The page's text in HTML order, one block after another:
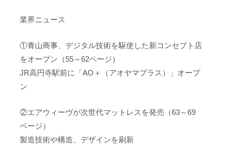
業界ニュース
①青山商事、デジタル技術を駆使した新コンセプト店
をオープン（55～62ページ）
JR高円寺駅前に「AO＋（アオヤマプラス）」オープ
ン
②エアウィーヴが次世代マットレスを発売（63～69
ページ）
製造技術や構造、デザインを刷新